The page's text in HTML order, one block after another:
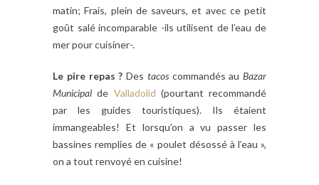
matin; Frais, plein de saveurs, et avec ce petit
goût salé incomparable -ils utilisent de l’eau de
mer pour cuisiner-.
Le pire repas ? Des tacoscommandés au Bazar
Municipal de Valladolid (pourtant recommandé
par les guides touristiques). Ils étaient
immangeables! Et lorsqu’on a vu passer les
bassines remplies de « poulet désossé à l’eau »,
on a tout renvoyé en cuisine!